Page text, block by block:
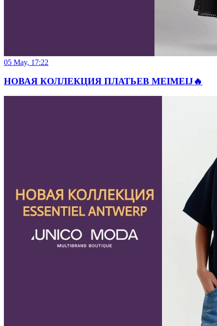
05 May, 17:22
НОВАЯ КОЛЛЕКЦИЯ ПЛАТЬЕВ MEIMEIJ🔥